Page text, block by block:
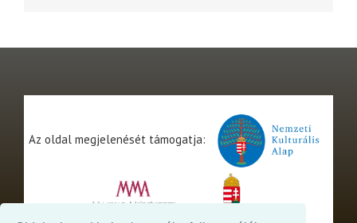
Az oldal megjelenését támogatja: